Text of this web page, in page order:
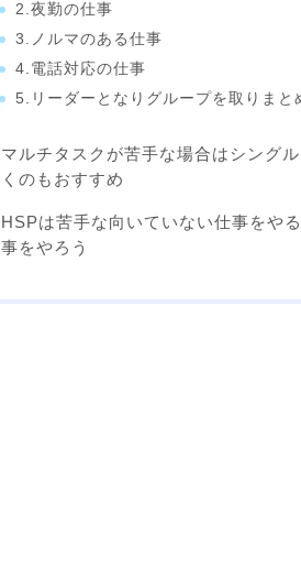
2.夜勤の仕事
3.ノルマのある仕事
4.電話対応の仕事
5.リーダーとなりグループを取りまと
マルチタスクが苦手な場合はシング
くのもおすすめ
HSPは苦手な向いていない仕事をや
事をやろう